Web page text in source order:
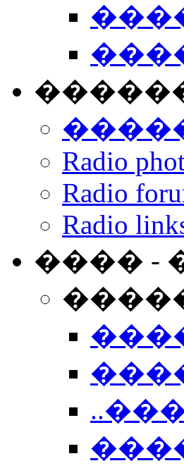
Radio
Radio
Radio
���� -